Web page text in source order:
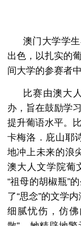
澳门大学学
出色，以扎实的
间大学的参赛者
比赛由澳大
办，旨在鼓励学
提升葡语水平。
卡梅洛．庇山耶
地冲上未来的浪
澳大人文学院葡
“祖母的胡椒瓶”
了“思念”的文学
细腻忧伤，仿